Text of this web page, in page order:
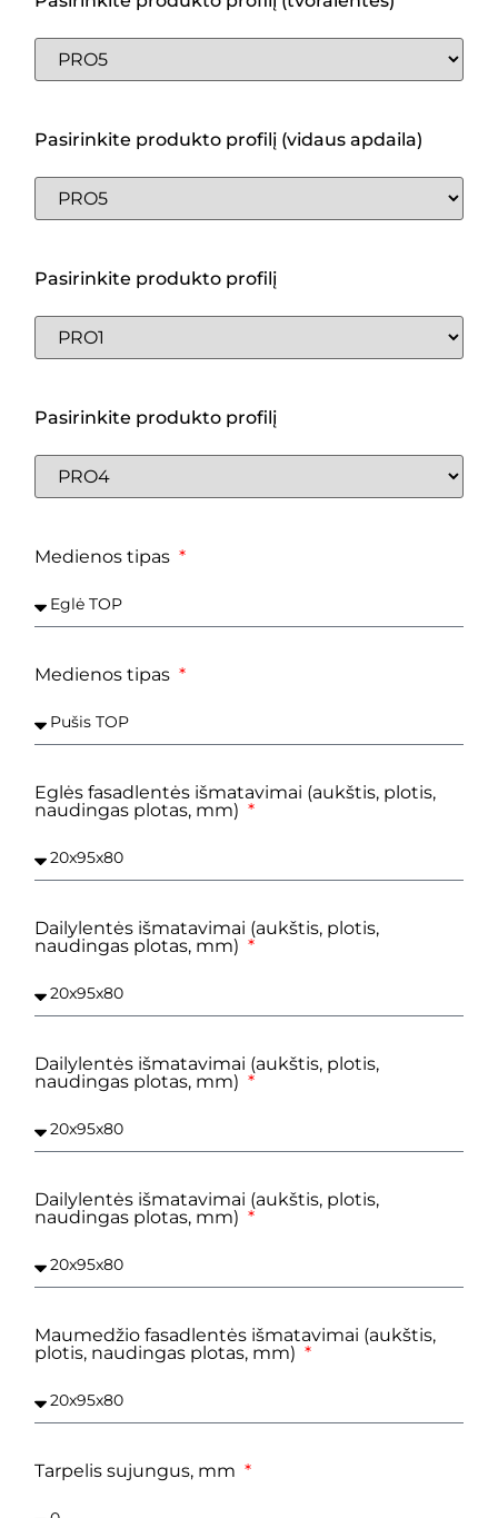
Pasirinkite produkto profilį (vidaus apdaila)
Pasirinkite produkto profilį
Pasirinkite produkto profilį
Medienos tipas
Medienos tipas
Eglės fasadlentės išmatavimai (aukštis, plotis,
naudingas plotas, mm)
Dailylentės išmatavimai (aukštis, plotis,
naudingas plotas, mm)
Dailylentės išmatavimai (aukštis, plotis,
naudingas plotas, mm)
Dailylentės išmatavimai (aukštis, plotis,
naudingas plotas, mm)
Maumedžio fasadlentės išmatavimai (aukštis,
plotis, naudingas plotas, mm)
Tarpelis sujungus, mm